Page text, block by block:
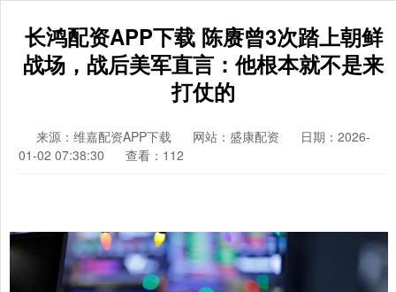
长鸿配资APP下载 陈赓曾3次踏上朝鲜
战场，战后美军直言：他根本就不是来
打仗的
来源：维嘉配资APP下载 网站：盛康配资
日期：2026-
01-02 07:38:30
查看：112